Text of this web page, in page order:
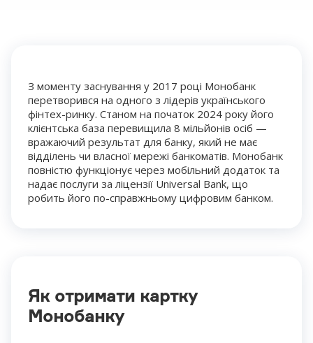
З моменту заснування у 2017 році Монобанк
перетворився на одного з лідерів українського
фінтех-ринку. Станом на початок 2024 року його
клієнтська база перевищила 8 мільйонів осіб —
вражаючий результат для банку, який не має
відділень чи власної мережі банкоматів. Монобанк
повністю функціонує через мобільний додаток та
надає послуги за ліцензії Universal Bank, що
робить його по-справжньому цифровим банком.
Як отримати картку
Монобанку